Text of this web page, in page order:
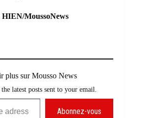
MoussoNews
plus sur Mousso News
latest posts sent to your email.
Abonnez-vous